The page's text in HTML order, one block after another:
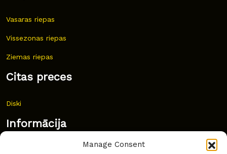
Manage Consent
Vasaras riepas
Vissezonas riepas
Ziemas riepas
Citas preces
Diski
Informācija